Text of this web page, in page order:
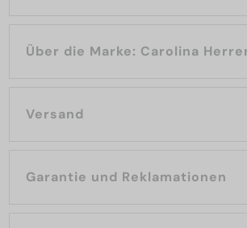
Über die Marke: Carolina
Versand
Garantie und Reklamationen